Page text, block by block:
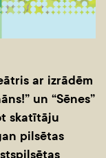
ar izrādēm
un “Sēnes”
skatītāju
pilsētas